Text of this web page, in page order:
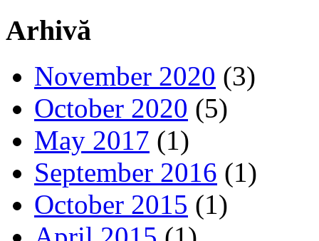
Arhivă
November 2020 (3)
October 2020 (5)
May 2017 (1)
September 2016 (1)
October 2015 (1)